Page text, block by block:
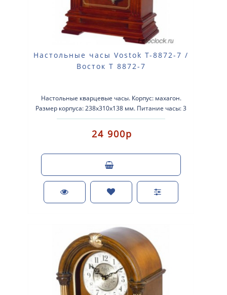
Настольные часы Vostok Т-8872-7 /
Восток Т 8872-7
Настольные кварцевые часы. Корпус: махагон.
Размер корпуса: 238x310x138 мм. Питание часы: 3
батарейка размера АА. Мело..
24 900р